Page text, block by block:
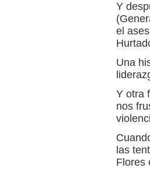
Y
el
Una
Y otra
nos
las
Flores